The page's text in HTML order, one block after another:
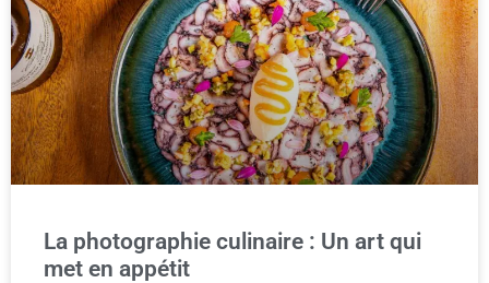
La photographie culinaire : Un art qui
met en appétit